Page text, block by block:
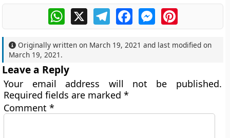
WhatsApp
X TelegramFacebookMessengerPinterest
Originally written on March 19, 2021 and last modified on
March 19, 2021 .
Leave a Reply
Your email address will not be published.
Required fields are marked*
Comment*